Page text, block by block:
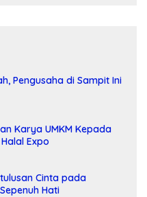
Pengusaha di Sampit Ini
Karya UMKM Kepada
Expo
Cinta pada
Hati